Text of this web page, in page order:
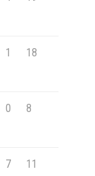
1 18
0 8
7 11